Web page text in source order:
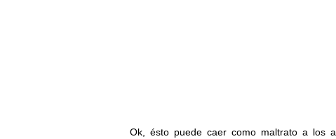
Ok, ésto puede caer como maltrato a los